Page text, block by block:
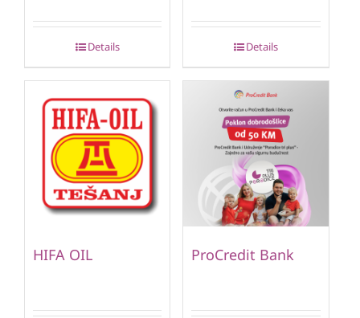
Details Details
HIFA OIL ProCredit Bank